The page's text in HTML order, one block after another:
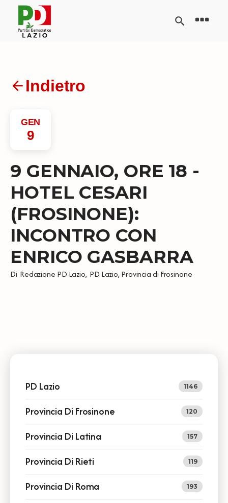
Indietro
GEN
9
9 GENNAIO, ORE 18 -
HOTEL CESARI
(FROSINONE):
INCONTRO CON
ENRICO GASBARRA
Di Redazione PD Lazio, PD Lazio, Provincia di Frosinone
PD Lazio 1146
Provincia Di Frosinone 120
Provincia Di Latina 157
Provincia Di Rieti 119
Provincia Di Roma 193